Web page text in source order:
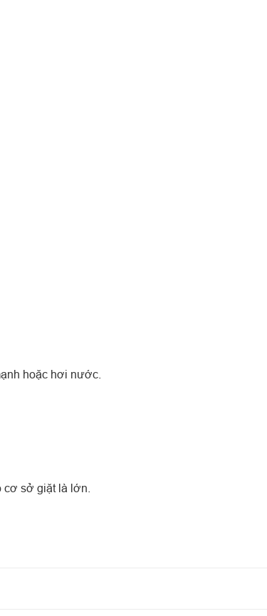
hoặc hơi nước.
cơ sở giặt là lớn.